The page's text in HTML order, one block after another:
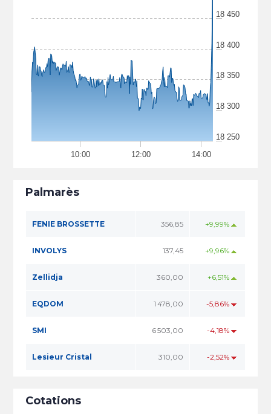
10:00 12:00 14:00
18 250
18 300
18 350
18 400
18 450
Palmarès
FENIE BROSSETTE 356,85 +9,99%
INVOLYS 137,45 +9,96%
Zellidja 360,00 +6,51%
EQDOM 1 478,00 -5,86%
SMI 6 503,00 -4,18%
Lesieur Cristal 310,00 -2,52%
Cotations